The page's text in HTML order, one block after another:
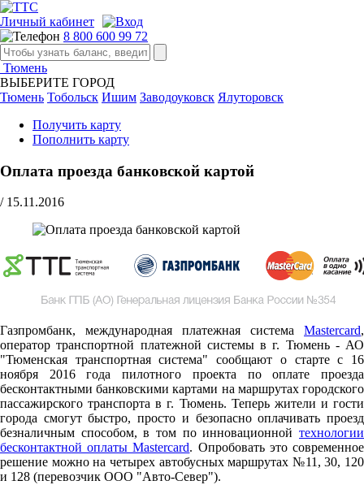
Личный кабинет
8 800 600 99 72
Тюмень
ВЫБЕРИТЕ ГОРОД
Тюмень Тобольск Ишим Заводоуковск Ялуторовск
Получить карту
Пополнить карту
Оплата проезда банковской картой
/ 15.11.2016
Газпромбанк, международная платежная система Mastercard,
оператор транспортной платежной системы в г. Тюмень - АО
"Тюменская транспортная система" сообщают о старте c 16
ноября 2016 года пилотного проекта по оплате проезда
бесконтактными банковскими картами на маршрутах городского
пассажирского транспорта в г. Тюмень. Теперь жители и гости
города смогут быстро, просто и безопасно оплачивать проезд
безналичным способом, в том по инновационной технологии
бесконтактной оплаты Mastercard. Опробовать это современное
решение можно на четырех автобусных маршрутах №11, 30, 120
и 128 (перевозчик ООО "Авто-Север").